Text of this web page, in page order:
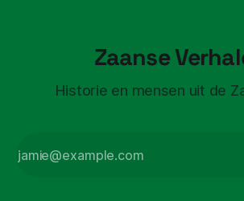
Zaanse
Historie en mensen uit de